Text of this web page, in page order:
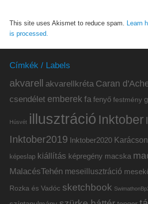
This site uses Akismet to reduce spam. Learn
is processed.
Címkék / Labels
akvarell akvarellkréta Caran
csendélet emberek fa fenyő festmény
Húsvét illusztráció Inktober
Inktober2019 Inktober2020
képeslap kiállítás képregény macska
MalacésTehén meseillusztráció
Rozka és Vadóc sketchbook